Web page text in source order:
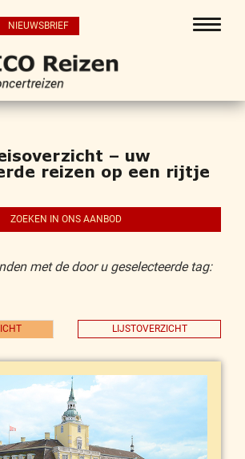
NIEUWSBRIEF
– uw
reizen op een rijtje
ZOEKEN IN ONS AANBOD
met de door u geselecteerde tag:
LIJSTOVERZICHT